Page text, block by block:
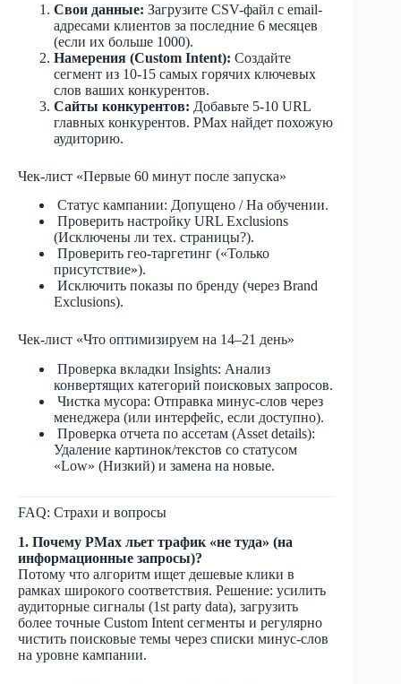
Свои данные: Загрузите CSV-файл с email-
адресами клиентов за последние 6 месяцев
(если их больше 1000).
Намерения (Custom Intent): Создайте
сегмент из 10-15 самых горячих ключевых
слов ваших конкурентов.
Сайты конкурентов: Добавьте 5-10 URL
главных конкурентов. PMax найдет похожую
аудиторию.
Чек-лист «Первые 60 минут после запуска»
Статус кампании: Допущено / На обучении.
Проверить настройку URL Exclusions
(Исключены ли тех. страницы?).
Проверить гео-таргетинг («Только
присутствие»).
Исключить показы по бренду (через Brand
Exclusions).
Чек-лист «Что оптимизируем на 14–21 день»
Проверка вкладки Insights: Анализ
конвертящих категорий поисковых запросов.
Чистка мусора: Отправка минус-слов через
менеджера (или интерфейс, если доступно).
Проверка отчета по ассетам (Asset details):
Удаление картинок/текстов со статусом
«Low» (Низкий) и замена на новые.
FAQ: Страхи и вопросы
1. Почему PMax льет трафик «не туда» (на
информационные запросы)?
Потому что алгоритм ищет дешевые клики в
рамках широкого соответствия. Решение: усилить
аудиторные сигналы (1st party data), загрузить
более точные Custom Intent сегменты и регулярно
чистить поисковые темы через списки минус-слов
на уровне кампании.